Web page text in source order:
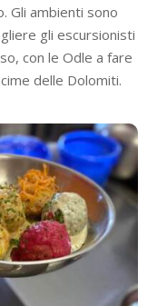
Gli ambienti sono
gli escursionisti
con le Odle a fare
delle Dolomiti.